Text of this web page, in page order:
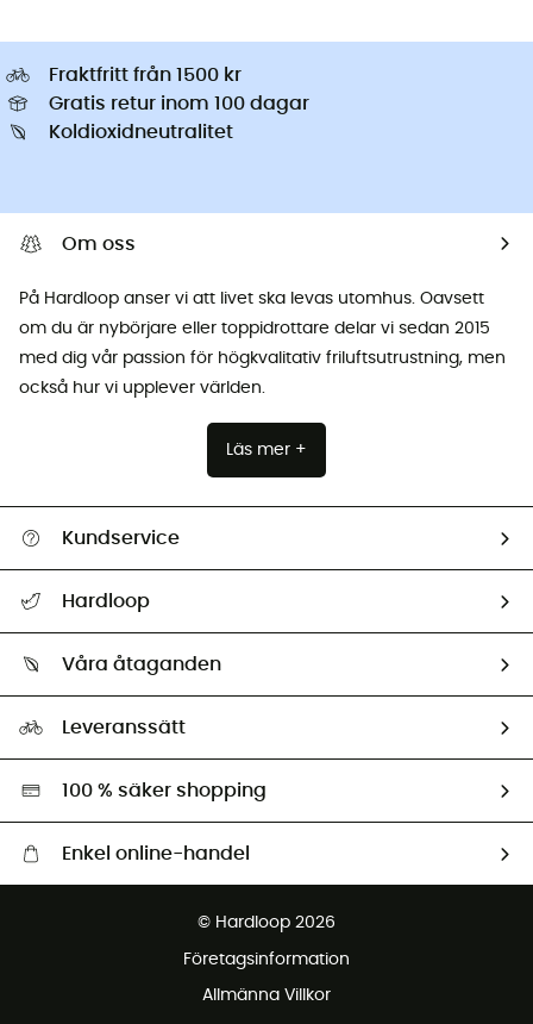
Fraktfritt från 1500 kr
Gratis retur inom 100 dagar
Koldioxidneutralitet
Om oss
På Hardloop anser vi att livet ska levas utomhus. Oavsett
om du är nybörjare eller toppidrottare delar vi sedan 2015
med dig vår passion för högkvalitativ friluftsutrustning, men
också hur vi upplever världen.
Läs mer +
Kundservice
Retur & återbetalning
Hardloop
Ambassadörer
Våra åtaganden
Miljöanpassat urval
Leveranssätt
100 % säker shopping
Enkel online-handel
© Hardloop 2026
Företagsinformation
Allmänna Villkor